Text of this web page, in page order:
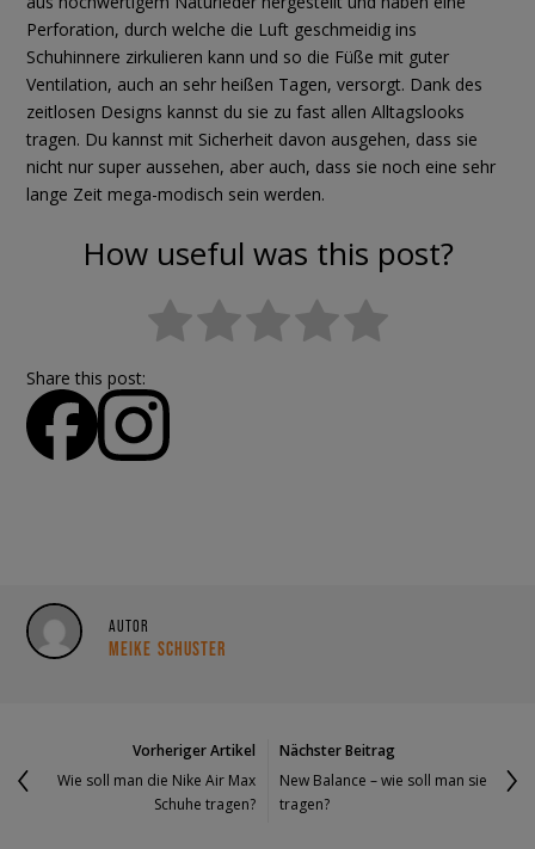
Perforation, durch welche die Luft geschmeidig ins
Schuhinnere zirkulieren kann und so die Füße mit guter
Ventilation, auch an sehr heißen Tagen, versorgt. Dank des
zeitlosen Designs kannst du sie zu fast allen Alltagslooks
tragen. Du kannst mit Sicherheit davon ausgehen, dass sie
nicht nur super aussehen, aber auch, dass sie noch eine sehr
lange Zeit mega-modisch sein werden.
How useful was this post?
Share this post:
AUTOR
MEIKE SCHUSTER
Vorheriger Artikel
Wie soll man die Nike Air Max
Schuhe tragen?
Nächster Beitrag
New Balance – wie soll man sie
tragen?